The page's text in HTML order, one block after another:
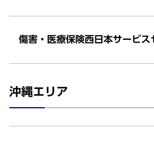
傷害・医療保険西日本サービス
沖縄エリア